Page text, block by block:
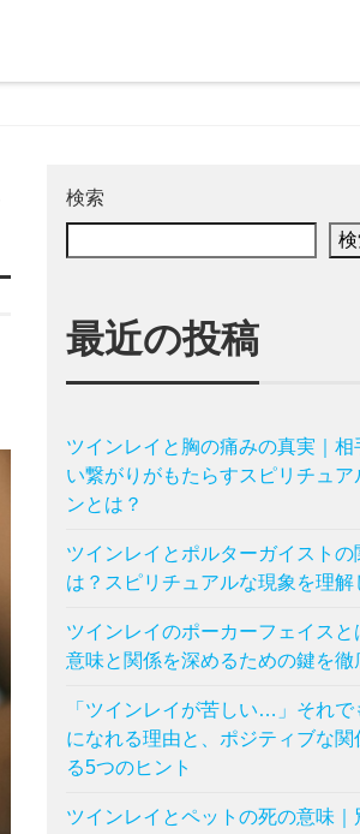
検索
最近の投稿
ツインレイと胸の痛みの真実｜相
い繋がりがもたらすスピリチュア
ンとは？
ツインレイとポルターガイストの
は？スピリチュアルな現象を理解
ツインレイのポーカーフェイスと
意味と関係を深めるための鍵を徹
「ツインレイが苦しい…」それで
になれる理由と、ポジティブな関
る5つのヒント
ツインレイとペットの死の意味｜